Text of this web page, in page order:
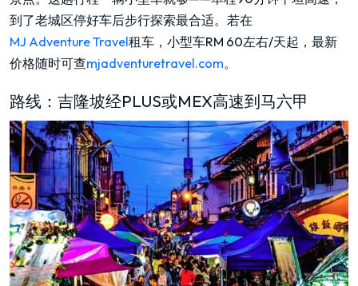
到了老城区停好车后步行探索最合适。若在
MJ Adventure Travel租车，小型车RM 60左右/天起，最新
价格随时可查mjadventuretravel.com。
路线：吉隆坡经PLUS或MEX高速到马六甲